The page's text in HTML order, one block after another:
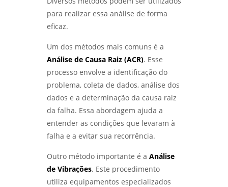
PAULO: ENTENDA COMO FUNCIONA -
LABMETAL
POR PITE EM SP - LABMETAL
MÉTODOS EFICAZES DE ENSAIO DE CORROSÃO
ACELERADA EM SP PARA GARANTIR
QUALIDADE - LABMETAL
ANÁLISE DE FALHAS PARA MANUTENÇÃO EM
SÃO PAULO: CONFIRA AS MELHORES PRÁTICAS
- LABMETAL
ENSAIO METALOGRÁFICO: COMO ESSA
TÉCNICA REVELA A ESTRUTURA DOS
MATERIAIS METÁLICOS - LABMETAL
para realizar essa análise de forma
eficaz.
Um dos métodos mais comuns é a
Análise de Causa Raiz (ACR). Esse
processo envolve a identificação do
problema, coleta de dados, análise dos
dados e a determinação da causa raiz
da falha. Essa abordagem ajuda a
entender as condições que levaram à
falha e a evitar sua recorrência.
Outro método importante é a Análise
de Vibrações. Este procedimento
utiliza equipamentos especializados